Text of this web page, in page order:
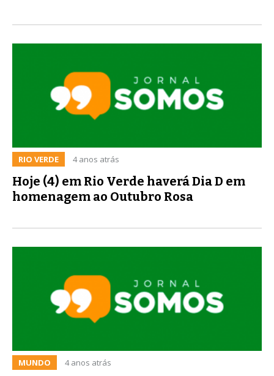
RIO VERDE 4 anos atrás
Hoje (4) em Rio Verde haverá Dia D em
homenagem ao Outubro Rosa
MUNDO 4 anos atrás